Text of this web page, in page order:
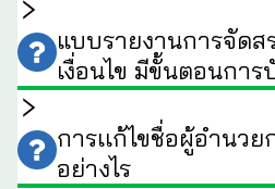
แบบรายงานการจัด
เงื่อนไข มีขั้นตอนการ
การเเก้ไขชื่อผู้อำนว
อย่างไร